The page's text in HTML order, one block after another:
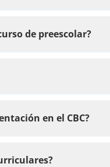
de preescolar?
en el CBC?